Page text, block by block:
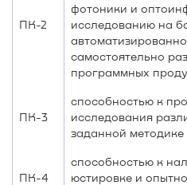
ПК-2
фотоники и
исследованию на
самостоятельно
программных
ПК-3
способностью к
исследования
заданной методике
ПК-4
способностью к
юстировке и